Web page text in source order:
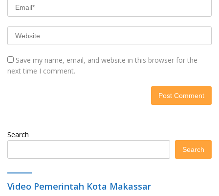
Save my name, email, and website in this browser for the
next time I comment.
Search
Search
Video Pemerintah Kota Makassar